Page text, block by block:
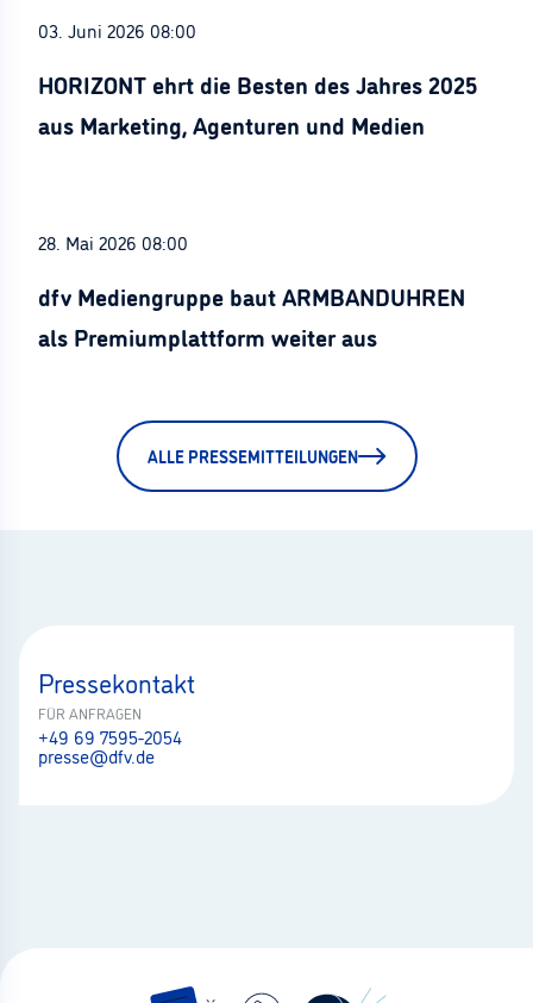
03. Juni 2026 08:00
HORIZONT ehrt die Besten des Jahres 2025
aus Marketing, Agenturen und Medien
28. Mai 2026 08:00
dfv Mediengruppe baut ARMBANDUHREN
als Premiumplattform weiter aus
ALLE PRESSEMITTEILUNGEN
Pressekontakt
FÜR ANFRAGEN
+49 69 7595-2054
presse@dfv.de